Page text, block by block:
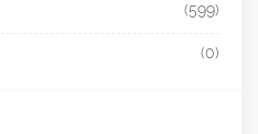
(599)
(0)